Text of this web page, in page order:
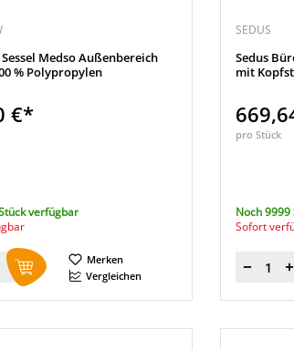
Medso Außenbereich
% Polypropylen
€*
verfügbar
Merken
Vergleichen
SEDUS
Sedus
mit
pro Stück
Noch
Sofort
Menge